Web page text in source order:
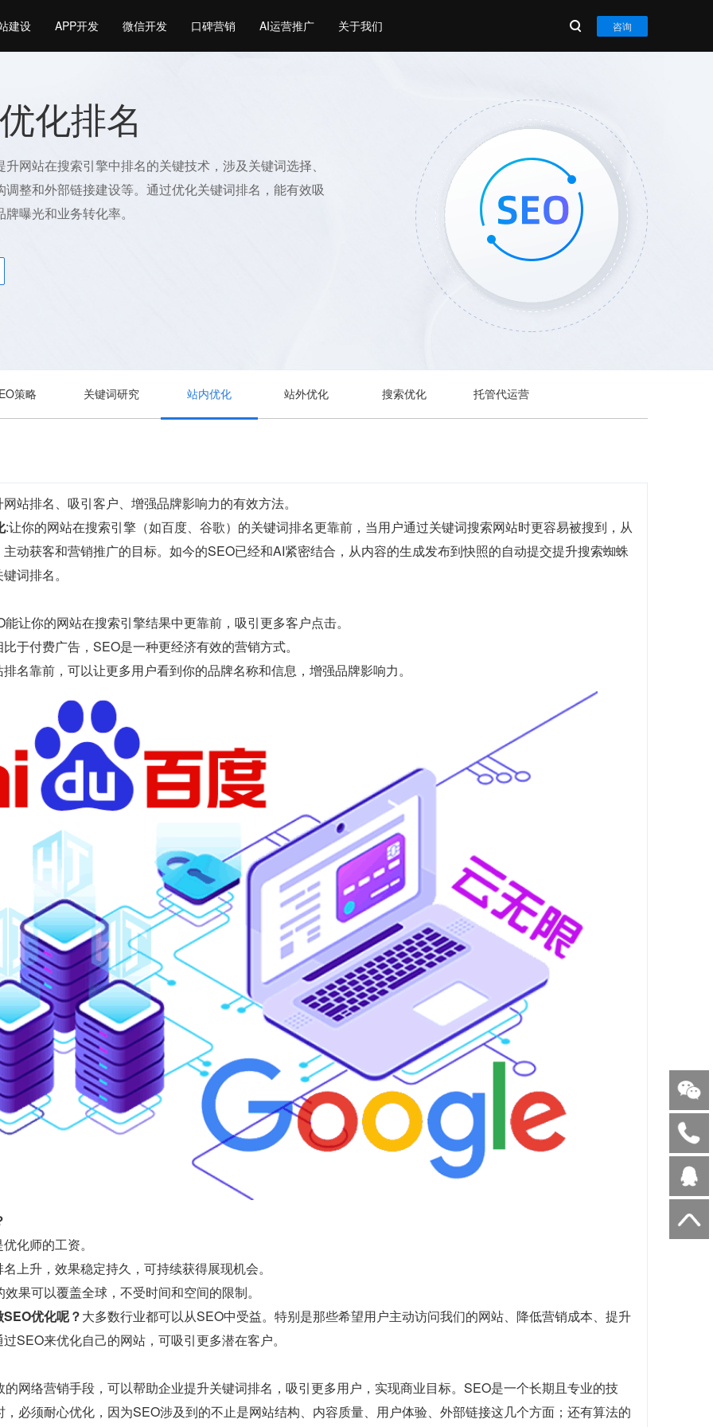
建设 APP开发 微信开发 口碑营销 AI运营推广 关于我们 咨询
化排名
网站在搜索引擎中排名的关键技术，涉及关键词选择、
调整和外部链接建设等。通过优化关键词排名，能有效吸
曝光和业务转化率。
策略 关键词研究 站内优化 站外优化 搜索优化 托管代运营
站排名、吸引客户、增强品牌影响力的有效方法。
:让你的网站在搜索引擎（如百度、谷歌）的关键词排名更靠前，当用户通过关键词搜索网站时更容易被搜到，从
动获客和营销推广的目标。如今的SEO已经和AI紧密结合，从内容的生成发布到快照的自动提交提升搜索蜘蛛
词排名。
能让你的网站在搜索引擎结果中更靠前，吸引更多客户点击。
比于付费广告，SEO是一种更经济有效的营销方式。
名靠前，可以让更多用户看到你的品牌名称和信息，增强品牌影响力。
化师的工资。
上升，效果稳定持久，可持续获得展现机会。
效果可以覆盖全球，不受时间和空间的限制。
优化呢？大多数行业都可以从SEO中受益。特别是那些希望用户主动访问我们的网站、降低营销成本、提升
SEO来优化自己的网站，可吸引更多潜在客户。
网络营销手段，可以帮助企业提升关键词排名，吸引更多用户，实现商业目标。SEO是一个长期且专业的技
必须耐心优化，因为SEO涉及到的不止是网站结构、内容质量、用户体验、外部链接这几个方面；还有算法的